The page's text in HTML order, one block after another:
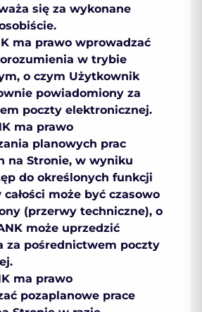
się za wykonane
ma prawo wprowadzać
w trybie
o czym Użytkownik
powiadomiony za
poczty elektronicznej.
ma prawo
planowych prac
na Stronie, w wyniku
do określonych funkcji
może być czasowo
(przerwy techniczne), o
może uprzedzić
za pośrednictwem poczty
ma prawo
pozaplanowe prace